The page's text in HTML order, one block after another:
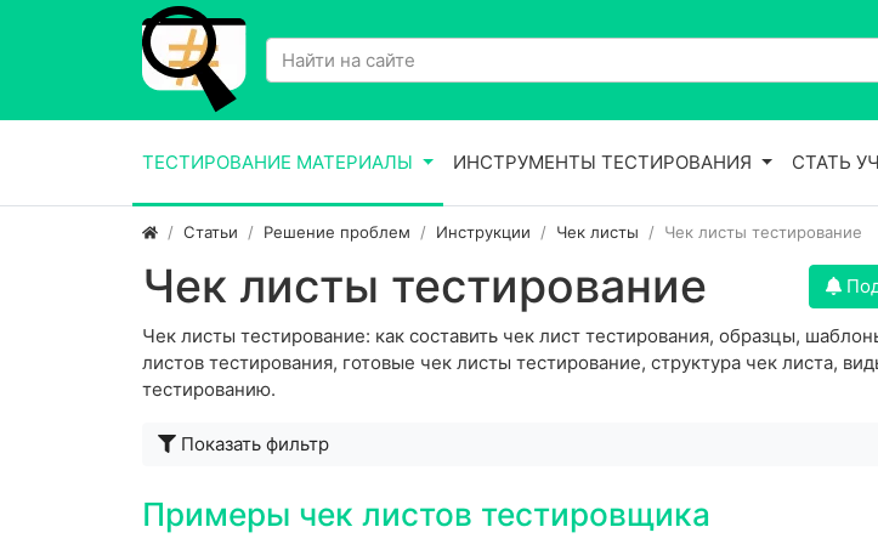
ТЕСТИРОВАНИЕ МАТЕРИАЛЫ ИНСТРУМЕНТЫ ТЕСТИРОВАНИЯ СТАТЬ
Статьи Решение проблем Инструкции Чек листы Чек листы тестирование
Чек листы тестирование
Чек листы тестирование: как составить чек лист тестирования, образцы,
листов тестирования, готовые чек листы тестирование, структура чек листа,
тестированию.
Показать фильтр
Примеры чек листов тестировщика